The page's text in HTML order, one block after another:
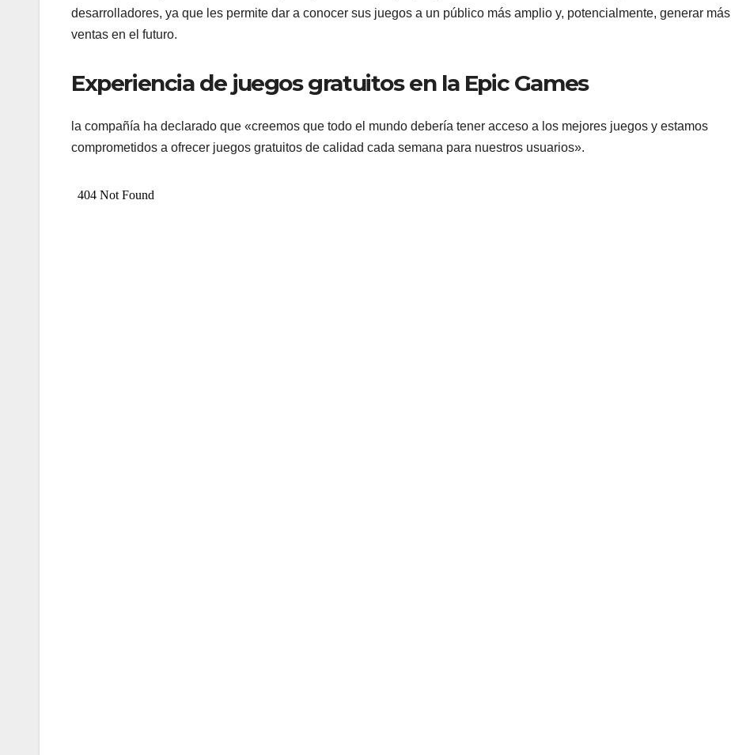
desarrolladores, ya que les permite dar a conocer sus juegos a un público más amplio y, potencialmente, generar más
ventas en el futuro.
Experiencia de juegos gratuitos en la Epic Games
la compañía ha declarado que «creemos que todo el mundo debería tener acceso a los mejores juegos y estamos
comprometidos a ofrecer juegos gratuitos de calidad cada semana para nuestros usuarios».